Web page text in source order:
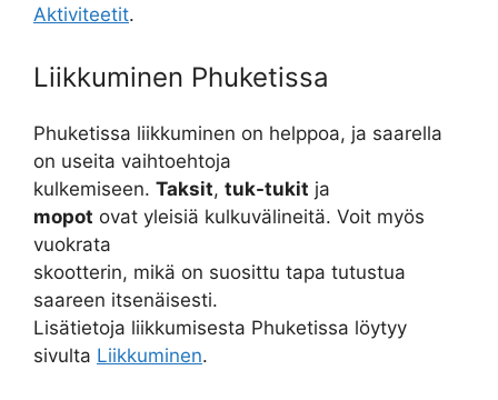
Aktiviteetit.
Liikkuminen Phuketissa
Phuketissa liikkuminen on helppoa, ja saarella
on useita vaihtoehtoja
kulkemiseen. Taksit, tuk-tukit ja
mopot ovat yleisiä kulkuvälineitä. Voit myös
vuokrata
skootterin, mikä on suosittu tapa tutustua
saareen itsenäisesti.
Lisätietoja liikkumisesta Phuketissa löytyy
sivulta Liikkuminen.